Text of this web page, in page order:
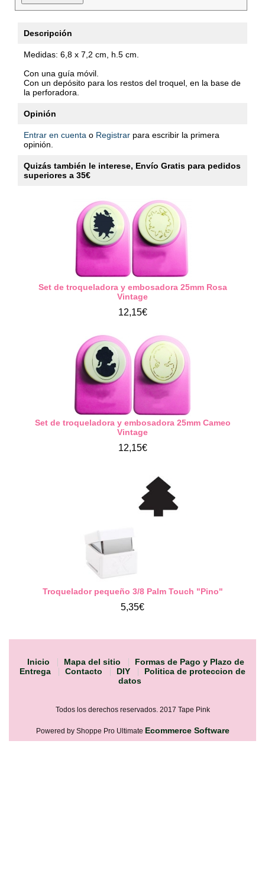
Descripción
Medidas: 6,8 x 7,2 cm, h.5 cm.
Con una guía móvil.
Con un depósito para los restos del troquel, en la base de
la perforadora.
Opinión
Entrar en cuenta o Registrar para escribir la primera
opinión.
Quizás también le interese, Envío Gratis para pedidos
superiores a 35€
Set de troqueladora y embosadora 25mm Rosa
Vintage
12,15€
Set de troqueladora y embosadora 25mm Cameo
Vintage
12,15€
Troquelador pequeño 3/8 Palm Touch "Pino"
5,35€
Inicio Mapa del sitio
Formas de Pago y Plazo de
Entrega
Contacto DIY
Politica de proteccion de
datos
Todos los derechos reservados. 2017 Tape Pink
Powered by Shoppe Pro Ultimate Ecommerce Software